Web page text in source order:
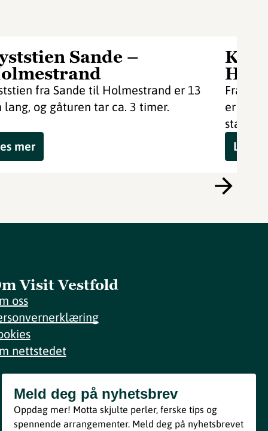
Sande –
fra Sande til Holmestrand er 13
lang, og gåturen tar ca. 3 timer.
mer
Fra
er det
starter
Les
Visit Vestfold
oss
nettstedet
Meld deg på nyhetsbrev
Bli med
Meld deg på nyhetsbrev
Oppdag mer! Motta skjulte perler, ferske tips og
spennende arrangementer. Meld deg på nyhetsbrevet